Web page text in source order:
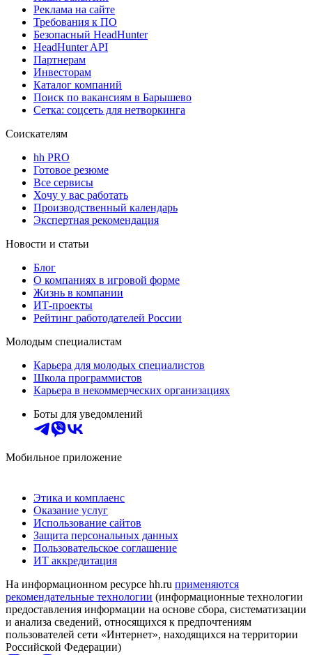
Реклама на сайте
Требования к ПО
Безопасный HeadHunter
HeadHunter API
Партнерам
Инвесторам
Каталог компаний
Поиск по вакансиям в Барышево
Сетка: соцсеть для нетворкинга
Соискателям
hh PRO
Готовое резюме
Все сервисы
Хочу у вас работать
Производственный календарь
Экспертная рекомендация
Новости и статьи
Блог
О компаниях в игровой форме
Жизнь в компании
ИТ-проекты
Рейтинг работодателей России
Молодым специалистам
Карьера для молодых специалистов
Школа программистов
Карьера в некоммерческих организациях
Боты для уведомлений
Мобильное приложение
Этика и комплаенс
Оказание услуг
Использование сайтов
Защита персональных данных
Пользовательское соглашение
ИТ аккредитация
На информационном ресурсе hh.ru применяются
рекомендательные технологии (информационные технологии
предоставления информации на основе сбора, систематизации
и анализа сведений, относящихся к предпочтениям
пользователей сети «Интернет», находящихся на территории
Российской Федерации)